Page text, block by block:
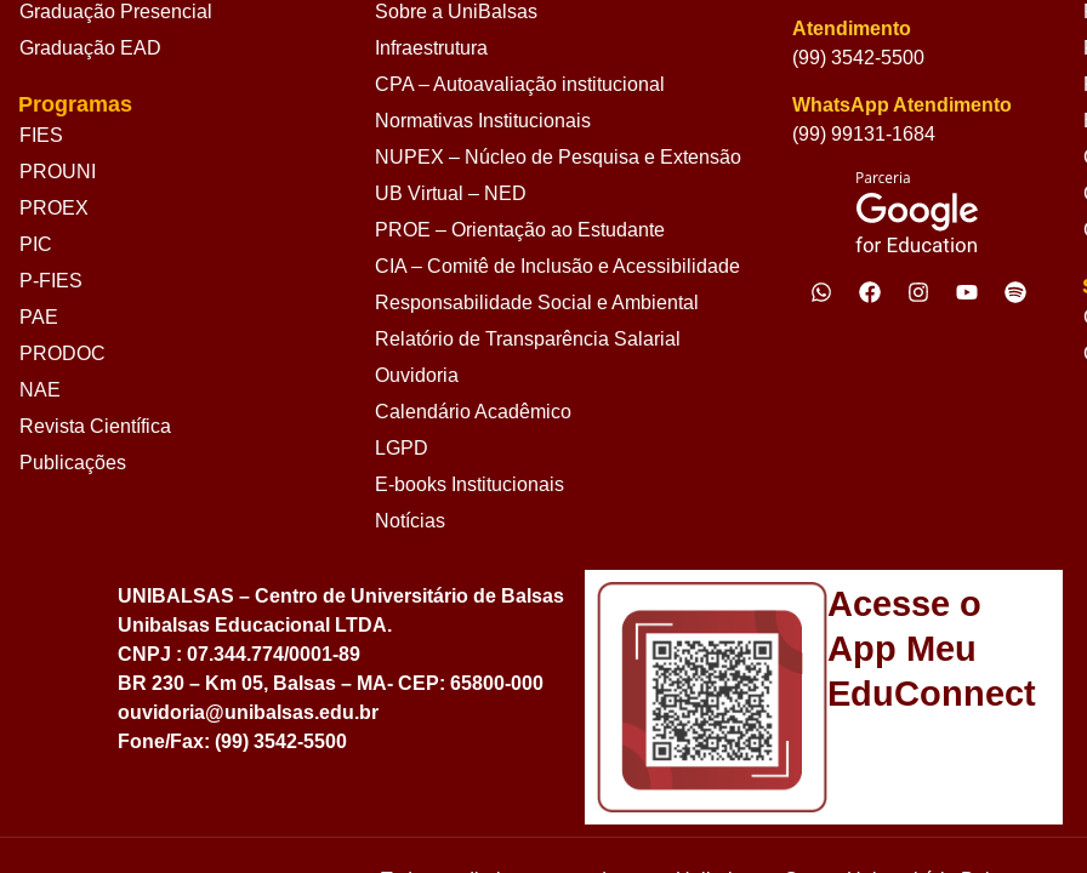
Graduação Presencial
Graduação EAD
Programas
FIES
PROUNI
PROEX
PIC
P-FIES
PAE
PRODOC
NAE
Revista Científica
Publicações
Sobre a UniBalsas
Infraestrutura
CPA – Autoavaliação institucional
Normativas Institucionais
NUPEX – Núcleo de Pesquisa e Extensão
UB Virtual – NED
PROE – Orientação ao Estudante
CIA – Comitê de Inclusão e Acessibilidade
Responsabilidade Social e Ambiental
Relatório de Transparência Salarial
Ouvidoria
Calendário Acadêmico
LGPD
E-books Institucionais
Notícias
Atendimento
(99) 3542-5500
WhatsApp Atendimento
(99) 99131-1684
UNIBALSAS – Centro de Universitário de Balsas
Unibalsas Educacional LTDA.
CNPJ : 07.344.774/0001-89
BR 230 – Km 05, Balsas – MA- CEP: 65800-000
ouvidoria@unibalsas.edu.br
Fone/Fax: (99) 3542-5500
Acesse o
App Meu
EduConnect